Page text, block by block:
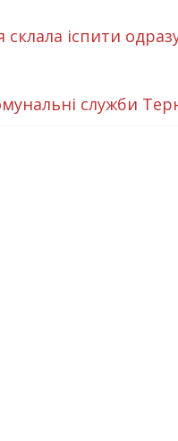
склала іспити
служби